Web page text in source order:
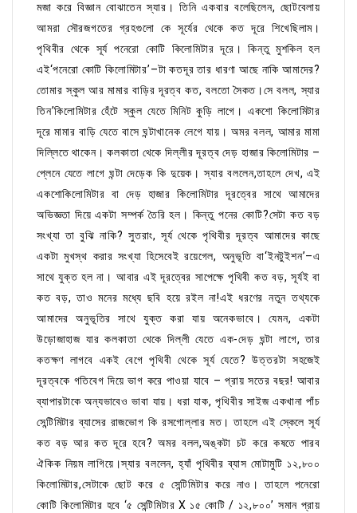
মজা করে বিজ্ঞান বোঝাতেন স্যার। তিনি একবার বলেছিলেন, ছোটবেলায়
আমরা সৌরজগতের গ্রহগুলো কে সূর্যের থেকে কত দূরে শিখেছিলাম।
পৃথিবীর থেকে সূর্য পনেরো কোটি কিলোমিটার দূরে। কিন্তু মুশকিল হল
এই‘পনেরো কোটি কিলোমিটার’–টা কতদূর তার ধারণা আছে নাকি আমাদের?
তোমার স্কুল আর মামার বাড়ির দূরত্ব কত, বলতো সৈকত।সে বলল, স্যার
তিন’কিলোমিটার হেঁটে স্কুল যেতে মিনিট কুড়ি লাগে। একশো কিলোমিটার
দূরে মামার বাড়ি যেতে বাসে ঘন্টাখানেক লেগে যায়। অমর বলল, আমার মামা
দিল্লিতে থাকেন। কলকাতা থেকে দিল্লীর দূরত্ব দেড় হাজার কিলোমিটার –
প্লেনে যেতে লাগে ঘন্টা দেড়েক কি দুয়েক। স্যার বললেন,তাহলে দেখ, এই
একশোকিলোমিটার বা দেড় হাজার কিলোমিটার দূরত্বের সাথে আমাদের
অভিজ্ঞতা দিয়ে একটা সম্পর্ক তৈরি হল। কিন্তু পনের কোটি?সেটা কত বড়
সংখ্যা তা বুঝি নাকি? সুতরাং, সূর্য থেকে পৃথিবীর দূরত্ব আমাদের কাছে
একটা মুখস্থ করার সংখ্যা হিসেবেই রয়েগেল, অনুভূতি বা‘ইনটুইশন’–এ
সাথে যুক্ত হল না। আবার এই দূরত্বের সাপেক্ষে পৃথিবী কত বড়, সূর্যই বা
কত বড়, তাও মনের মধ্যে ছবি হয়ে রইল না!এই ধরণের নতুন তথ্যকে
আমাদের অনুভূতির সাথে যুক্ত করা যায় অনেকভাবে। যেমন, একটা
উড়োজাহাজ যার কলকাতা থেকে দিল্লী যেতে এক-দেড় ঘন্টা লাগে, তার
কতক্ষণ লাগবে একই বেগে পৃথিবী থেকে সূর্য যেতে? উত্তরটা সহজেই
দূরত্বকে গতিবেগ দিয়ে ভাগ করে পাওয়া যাবে – প্রায় সতের বছর! আবার
ব্যাপারটাকে অন্যভাবেও ভাবা যায়। ধরা যাক, পৃথিবীর সাইজ একখানা পাঁচ
সেন্টিমিটার ব্যাসের রাজভোগ কি রসগোল্লার মত। তাহলে এই স্কেলে সূর্য
কত বড় আর কত দূরে হবে? অমর বলল,অঙ্কটা চট করে কষতে পারব
ঐকিক নিয়ম লাগিয়ে।স্যার বললেন, হ্যাঁ পৃথিবীর ব্যাস মোটামুটি ১২,৮০০
কিলোমিটার,সেটাকে ছোট করে ৫ সেন্টিমিটার করে নাও। তাহলে পনেরো
কোটি কিলোমিটার হবে ‘৫ সেন্টিমিটার X ১৫ কোটি / ১২,৮০০’ সমান প্রায়